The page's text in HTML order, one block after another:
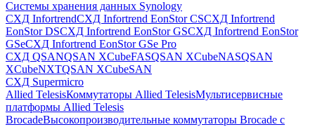
Системы хранения данных Synology
СХД InfortrendСХД Infortrend EonStor CSСХД Infortrend
EonStor DSСХД Infortrend EonStor GSСХД Infortrend EonStor
GSeСХД Infortrend EonStor GSe Pro
СХД QSANQSAN XCubeFASQSAN XCubeNASQSAN
XCubeNXTQSAN XCubeSAN
СХД Supermicro
Allied TelesisКоммутаторы Allied TelesisМультисервисные
платформы Allied Telesis
BrocadeВысокопроизводительные коммутаторы Brocade с